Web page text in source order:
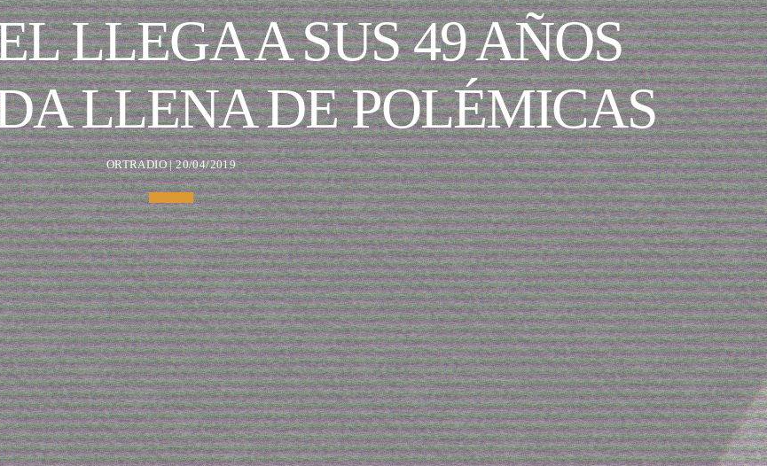
LLEGA A SUS 49 AÑOS
LLENA DE POLÉMICAS
ORTRADIO | 20/04/2019